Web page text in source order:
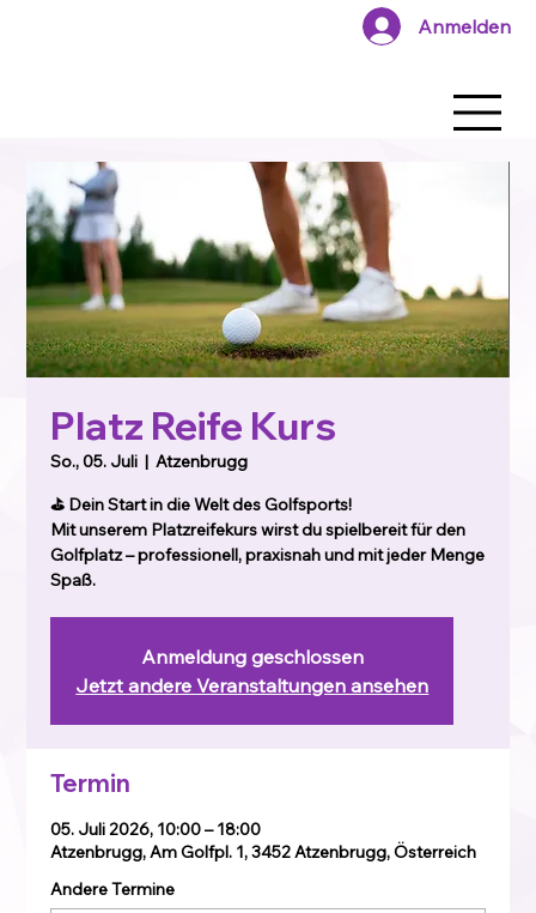
Anmelden
Platz Reife Kurs
So., 05. Juli
  |
Atzenbrugg
⛳ Dein Start in die Welt des Golfsports!
Mit unserem Platzreifekurs wirst du spielbereit für den
Golfplatz – professionell, praxisnah und mit jeder Menge
Spaß.
Anmeldung geschlossen
Jetzt andere Veranstaltungen ansehen
Termin
05. Juli 2026, 10:00 – 18:00
Atzenbrugg, Am Golfpl. 1, 3452 Atzenbrugg, Österreich
Andere Termine